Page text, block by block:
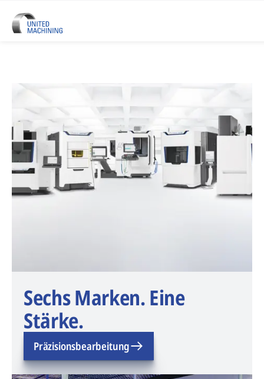
UNITED MACHINING –
Sechs Marken. Eine
Stärke.
Präzisionsbearbeitung